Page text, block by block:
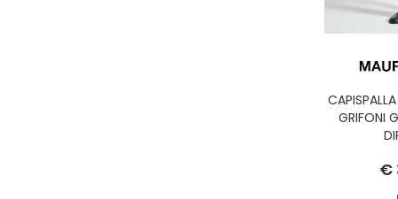
GRIFONI
€